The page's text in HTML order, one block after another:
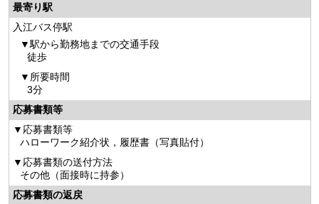
最寄り駅
入江バス停駅
駅から勤務地までの交通手段
徒歩
所要時間
3分
応募書類等
応募書類等
ハローワーク紹介状，履歴書（写真貼付）
応募書類の送付方法
その他（面接時に持参）
応募書類の返戻